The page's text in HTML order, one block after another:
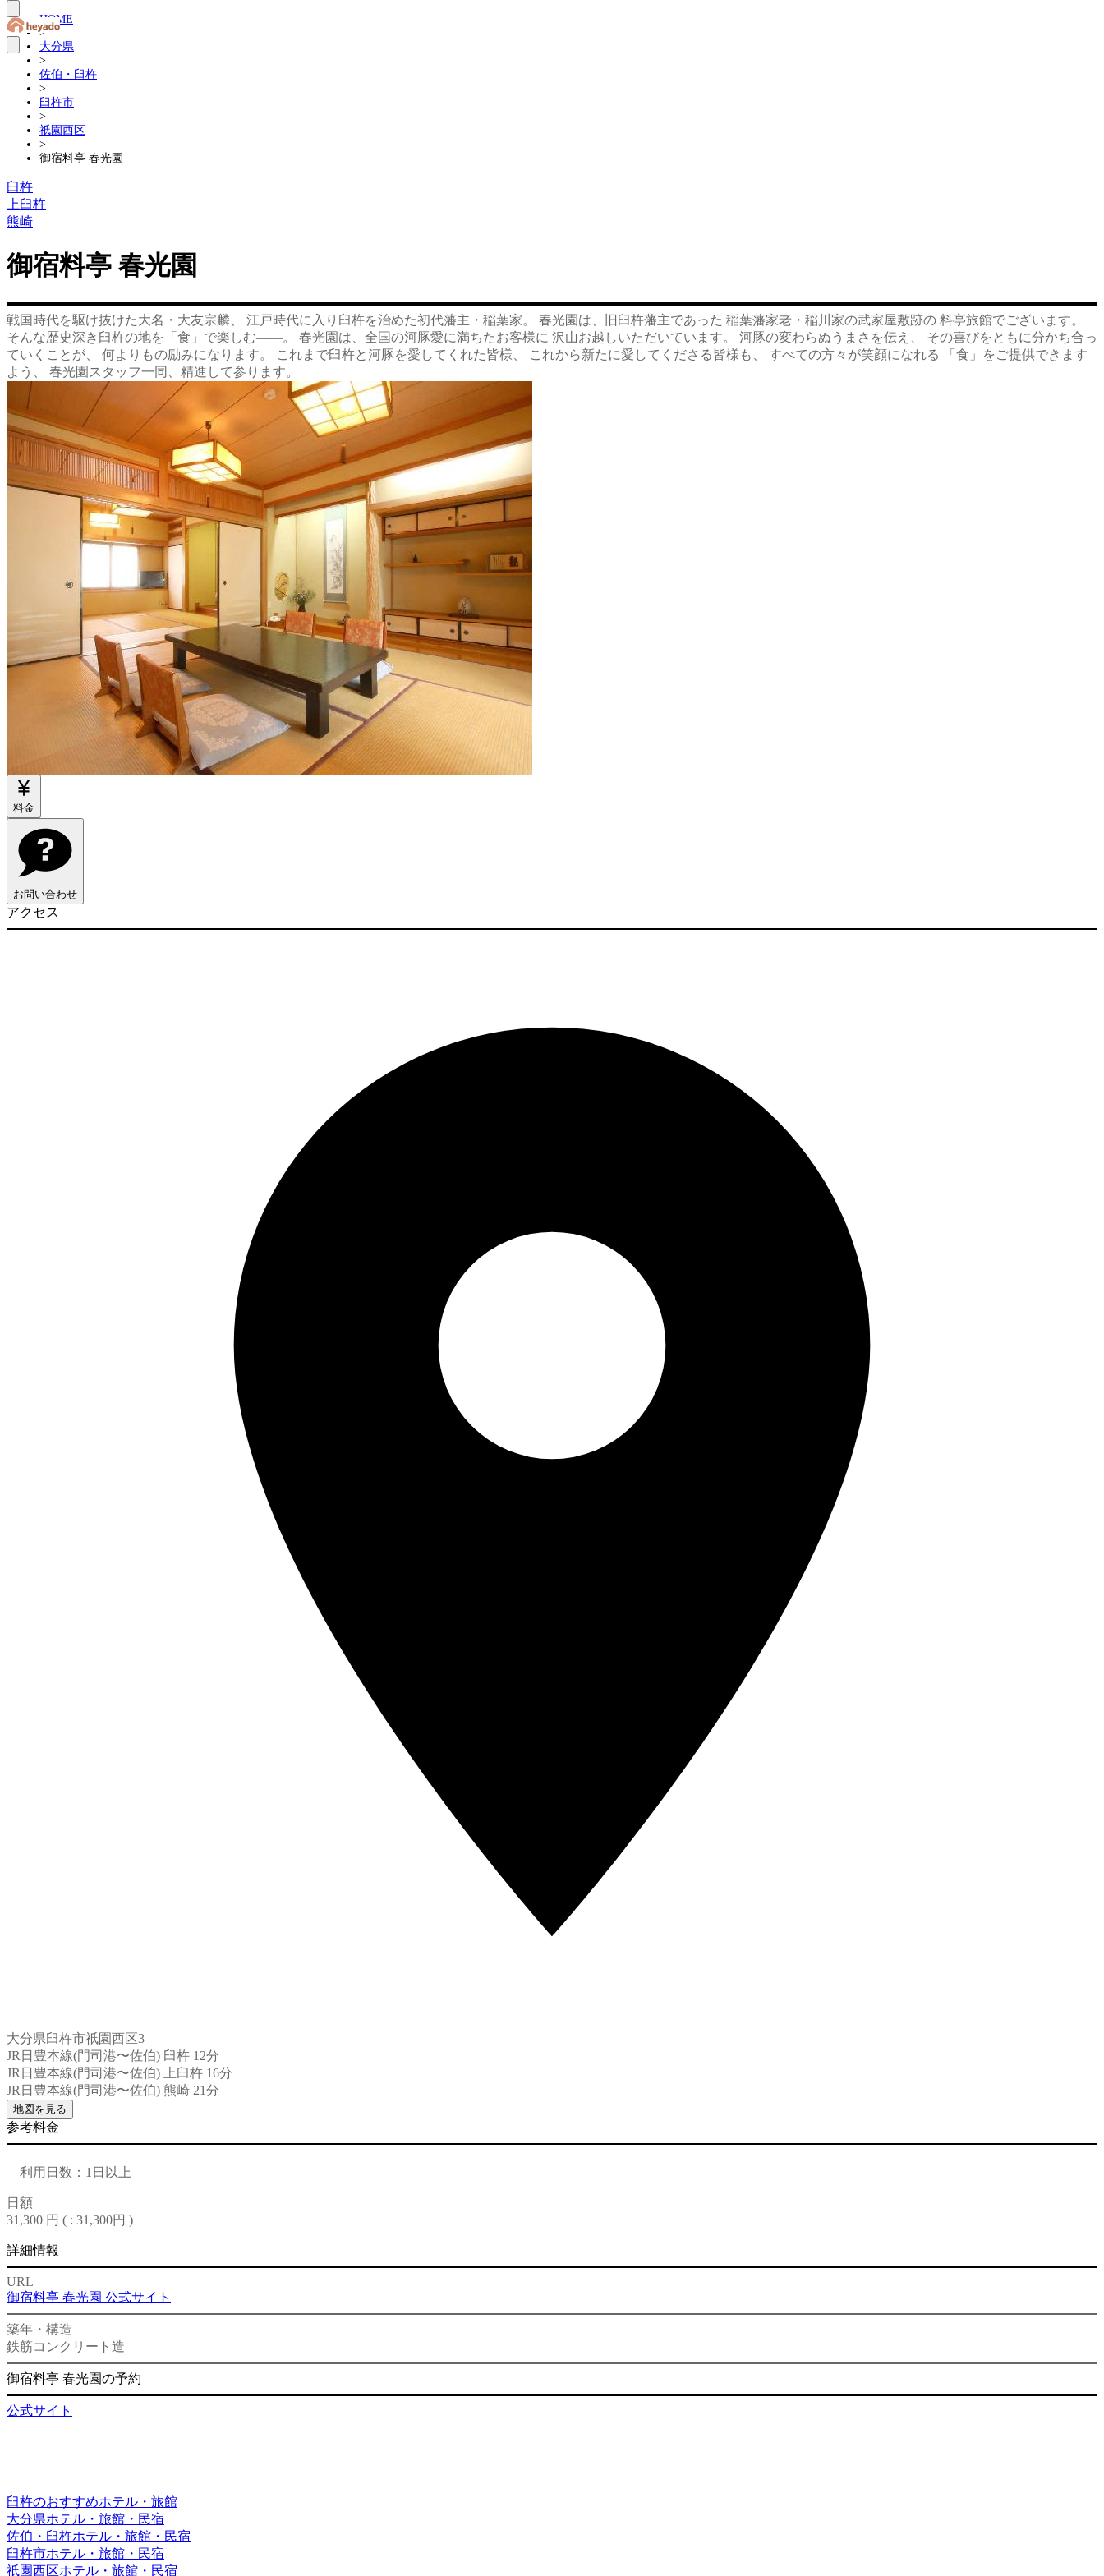
HOME
>
大分県
>
佐伯・臼杵
>
臼杵市
>
祇園西区
>
御宿料亭 春光園
臼杵
上臼杵
熊崎
御宿料亭 春光園
戦国時代を駆け抜けた大名・大友宗麟、 江戸時代に入り臼杵を治めた初代藩主・稲葉家。 春光園は、旧臼杵藩主であった 稲葉藩家老・稲川家の武家屋敷跡の 料亭旅館でございます。
そんな歴史深き臼杵の地を「食」で楽しむ——。 春光園は、全国の河豚愛に満ちたお客様に 沢山お越しいただいています。 河豚の変わらぬうまさを伝え、 その喜びをともに分かち合っ
ていくことが、 何よりもの励みになります。 これまで臼杵と河豚を愛してくれた皆様、 これから新たに愛してくださる皆様も、 すべての方々が笑顔になれる 「食」をご提供できます
よう、 春光園スタッフ一同、精進して参ります。
出典：https://usuki-shunkouen.com/
料金
お問い合わせ
アクセス
大分県臼杵市祇園西区3
JR日豊本線(門司港〜佐伯) 臼杵 12分
JR日豊本線(門司港〜佐伯) 上臼杵 16分
JR日豊本線(門司港〜佐伯) 熊崎 21分
地図を見る
参考料金
利用日数：1日以上
日額
31,300 円 ( : 31,300円 )
詳細情報
URL
御宿料亭 春光園 公式サイト
築年・構造
鉄筋コンクリート造
御宿料亭 春光園の予約
公式サイト
臼杵のおすすめホテル・旅館
大分県ホテル・旅館・民宿
佐伯・臼杵ホテル・旅館・民宿
臼杵市ホテル・旅館・民宿
祇園西区ホテル・旅館・民宿